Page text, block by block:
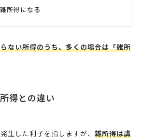
雑所得になる
ない所得のうち、多くの場合は「雑所
得との違い
生した利子を指しますが、 雑所得は講